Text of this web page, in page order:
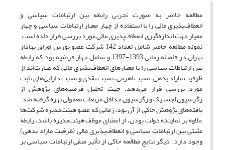
مطالعه حاضر به صورت تجربی رابطه بین ارتباطات سیاسی و
انعطاف‌پذیری مالی را با استفاده از چهار معیار ارتباطات سیاسی و چهار
معیار جهت اندازه‌گیری انعطاف‌پذیری مالی مورد بررسی قرار داده است.
نمونه مطالعه حاضر شامل تعداد 142 شرکت عضو بورس اوراق بهادار
تهران در فاصله زمانی 1393-1397 و شامل چهار فرضیه بود که رابطه
بین ارتباطات سیاسی را با معیارهای انعطاف‌پذیری مالی که عبارت‌اند از
ظرفیت مازاد بدهی، نسبت اهرمی، نسبت نقدی و نسبت دارایی‌های ثابت
مورد بررسی قرار می‌دهد. جهت تحلیل فرضیه‌های پژوهش از
رگرسیون لجستیک و رگرسیون حداقل مربعات معمولی بهره گرفته شد.
یافته‌های پژوهش حاکی از آن بود، زمانی که عضو هیئت‌مدیره شرکت‌ها
علاوه بر نماینده دولت بودن، از اعضای موظف هیئت‌مدیره باشد، رابطه
مثبتی بین ارتباطات سیاسی و انعطاف‌پذیری مالی (ظرفیت مازاد بدهی)
وجود دارد. دیگر نتایج مطالعه حاکی از تأثیر منفی ارتباطات سیاسی بر